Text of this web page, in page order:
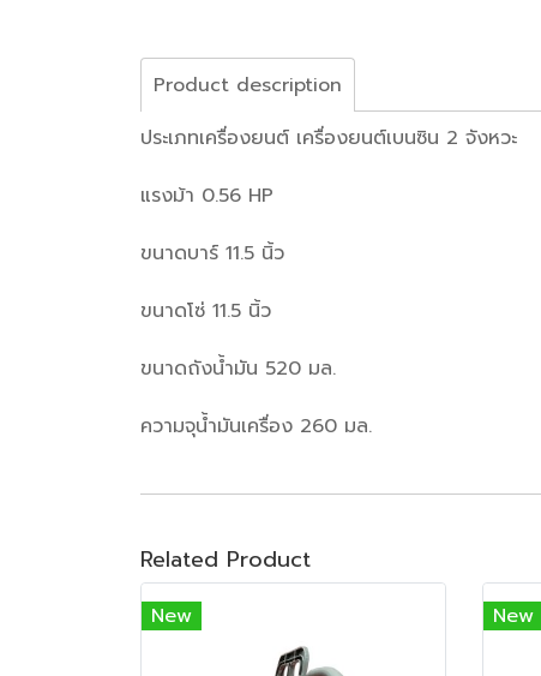
Product description
ประเภทเครื่องยนต์ เครื่องยนต์เบนซิน 2 จังหวะ
แรงม้า 0.56 HP
ขนาดบาร์ 11.5 นิ้ว
ขนาดโซ่ 11.5 นิ้ว
ขนาดถังน้ำมัน 520 มล.
ความจุน้ำมันเครื่อง 260 มล.
Related Product
New New